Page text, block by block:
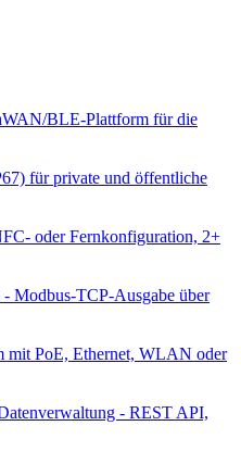
BLE-Plattform für die
für private und öffentliche
oder Fernkonfiguration, 2+
Modbus-TCP-Ausgabe über
mit PoE, Ethernet, WLAN oder
- REST API,